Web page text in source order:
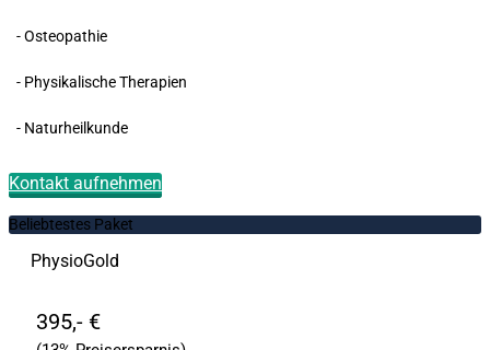
- Osteopathie
- Physikalische Therapien
- Naturheilkunde
Kontakt aufnehmen
Beliebtestes Paket
PhysioGold
395,- €